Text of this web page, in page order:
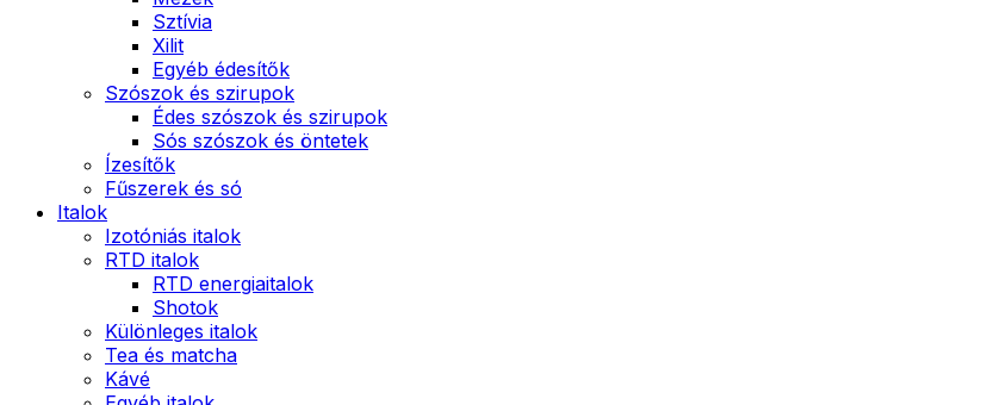
Sztívia
Xilit
Egyéb édesítők
Szószok és szirupok
Édes szószok és szirupok
Sós szószok és öntetek
Ízesítők
Fűszerek és só
Italok
Izotóniás italok
RTD italok
RTD energiaitalok
Shotok
Különleges italok
Tea és matcha
Kávé